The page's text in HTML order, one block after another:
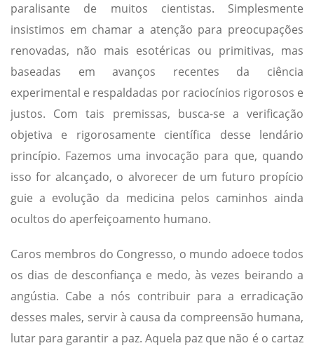
paralisante de muitos cientistas. Simplesmente
insistimos em chamar a atenção para preocupações
renovadas, não mais esotéricas ou primitivas, mas
baseadas em avanços recentes da ciência
experimental e respaldadas por raciocínios rigorosos e
justos. Com tais premissas, busca-se a verificação
objetiva e rigorosamente científica desse lendário
princípio. Fazemos uma invocação para que, quando
isso for alcançado, o alvorecer de um futuro propício
guie a evolução da medicina pelos caminhos ainda
ocultos do aperfeiçoamento humano.
Caros membros do Congresso, o mundo adoece todos
os dias de desconfiança e medo, às vezes beirando a
angústia. Cabe a nós contribuir para a erradicação
desses males, servir à causa da compreensão humana,
lutar para garantir a paz. Aquela paz que não é o cartaz